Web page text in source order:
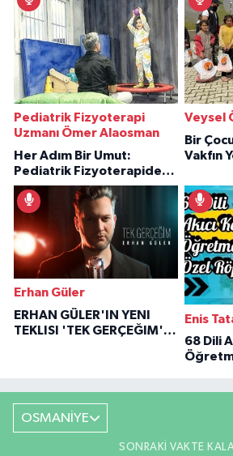
Pediatrik Fizyoterapi
Uzmanı Ömer Alaosman
Her Adım Bir Umut:
Pediatrik Fizyoterapiden
İlham Veren Hikâyeler
Veysel
Bir
Vakfın
Erhan Güler
ERHAN GÜLER'IN YENI
TEKLISI 'TEK GERÇEĞIM'LE
Enis
68 Dili
OSMANİYE
SONRAKI VAKTE